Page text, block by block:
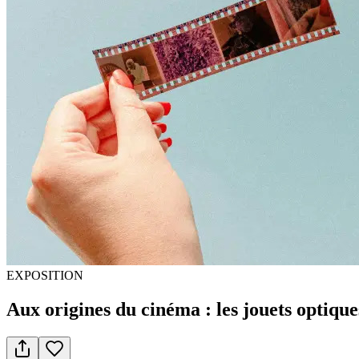
EXPOSITION
Aux origines du cinéma : les jouets